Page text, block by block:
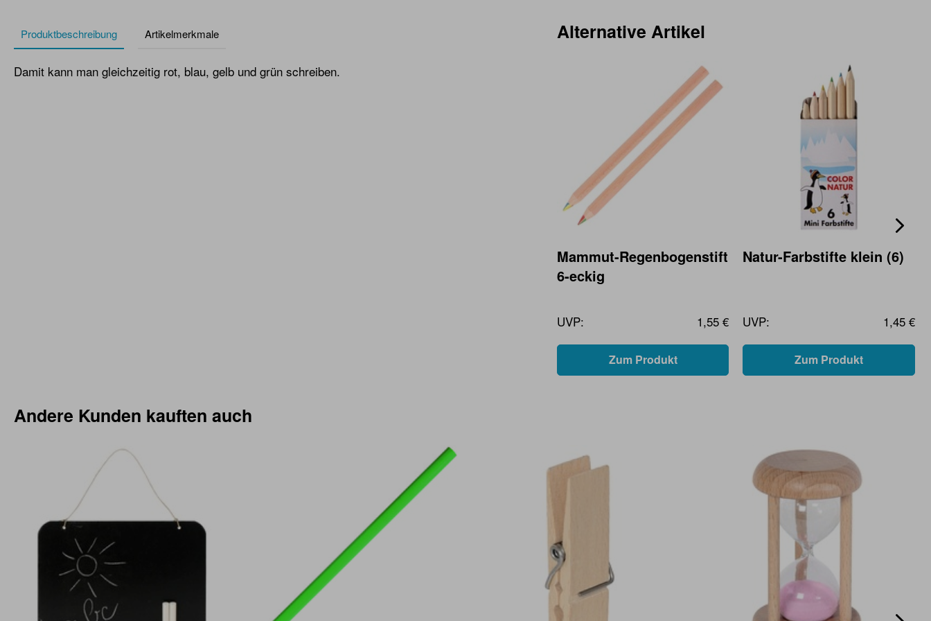
Produktbeschreibung Artikelmerkmale
Damit kann man gleichzeitig rot, blau, gelb und grün schreiben.
Alternative Artikel
Mammut-Regenbogenstift
6-eckig
UVP: 1,55 €
Zum Produkt
Natur-Farbstifte klein (6)
UVP: 1,45 €
Zum Produkt
Andere Kunden kauften auch